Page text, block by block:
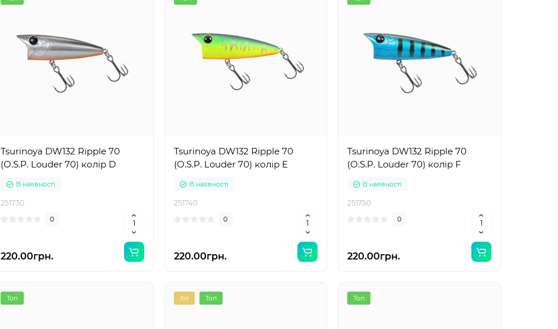
Tsurinoya DW132 Ripple 70
(O.S.P. Louder 70) колір D
В наявності
251730
0
220.00грн.
Tsurinoya DW132 Ripple 70
(O.S.P. Louder 70) колір E
В наявності
251740
0
220.00грн.
Tsurinoya DW132 Ripple 70
(O.S.P. Louder 70) колір F
В наявності
251750
0
220.00грн.
Топ Хіт Топ Топ